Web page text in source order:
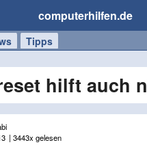
computerhilfen.de
Tipps
hilft auch
| 3443x gelesen